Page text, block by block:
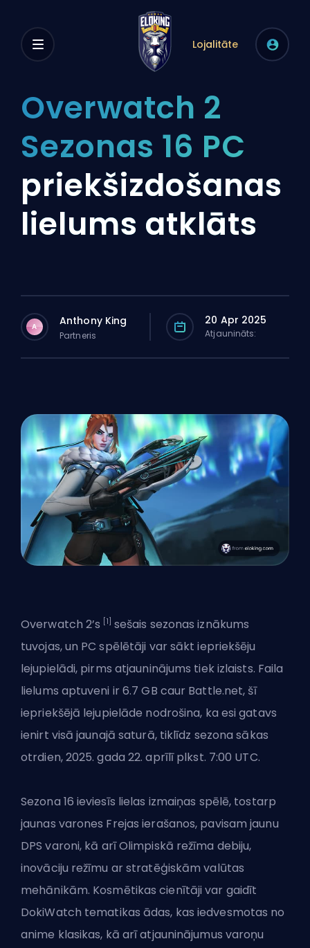
Lojalitāte
Overwatch 2
Sezonas 16 PC
priekšizdošanas
lielums atklāts
A Anthony King
Partneris
20 Apr 2025
Atjaunināts:
Overwatch 2’s [1] sešais sezonas iznākums
tuvojas, un PC spēlētāji var sākt iepriekšēju
lejupielādi, pirms atjauninājums tiek izlaists. Faila
lielums aptuveni ir 6.7 GB caur Battle.net, šī
iepriekšējā lejupielāde nodrošina, ka esi gatavs
ienirt visā jaunajā saturā, tiklīdz sezona sākas
otrdien, 2025. gada 22. aprīlī plkst. 7:00 UTC.
Sezona 16 ieviesīs lielas izmaiņas spēlē, tostarp
jaunas varones Frejas ierašanos, pavisam jaunu
DPS varoni, kā arī Olimpiskā režīma debiju,
inovāciju režīmu ar stratēģiskām valūtas
mehānikām. Kosmētikas cienītāji var gaidīt
DokiWatch tematikas ādas, kas iedvesmotas no
anime klasikas, kā arī atjauninājumus varoņu